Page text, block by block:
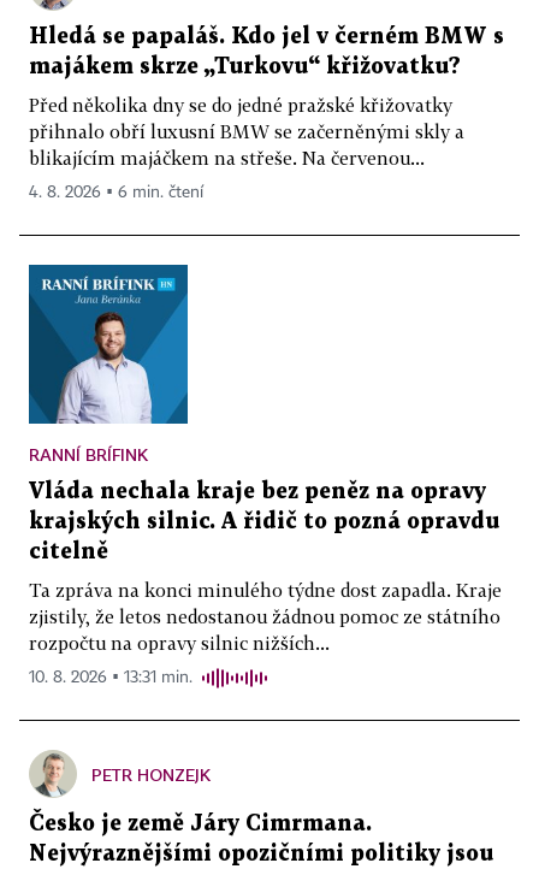
Hledá se papaláš. Kdo jel v černém BMW s
majákem skrze „Turkovu“ křižovatku?
Před několika dny se do jedné pražské křižovatky
přihnalo obří luxusní BMW se začerněnými skly a
blikajícím majáčkem na střeše. Na červenou...
4. 8. 2026 ▪ 6 min. čtení
RANNÍ BRÍFINK
Vláda nechala kraje bez peněz na opravy
krajských silnic. A řidič to pozná opravdu
citelně
Ta zpráva na konci minulého týdne dost zapadla. Kraje
zjistily, že letos nedostanou žádnou pomoc ze státního
rozpočtu na opravy silnic nižších...
10. 8. 2026 ▪ 13:31 min.
PETR HONZEJK
Česko je země Járy Cimrmana.
Nejvýraznějšími opozičními politiky jsou